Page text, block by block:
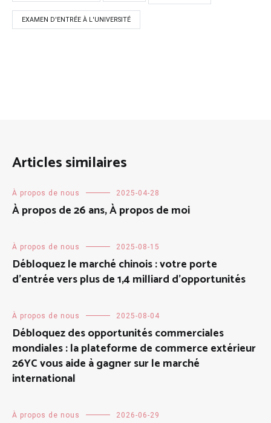
EXAMEN D'ENTRÉE À L'UNIVERSITÉ
Articles similaires
À propos de nous 2025-04-28
À propos de 26 ans, À propos de moi
À propos de nous 2025-08-15
Débloquez le marché chinois : votre porte
d'entrée vers plus de 1,4 milliard d'opportunités
À propos de nous 2025-08-04
Débloquez des opportunités commerciales
mondiales : la plateforme de commerce extérieur
26YC vous aide à gagner sur le marché
international
À propos de nous 2026-06-29